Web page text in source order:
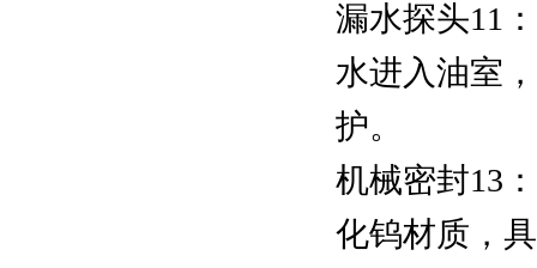
漏水探头11
水进入油室
护。
机械密封13
化钨材质，